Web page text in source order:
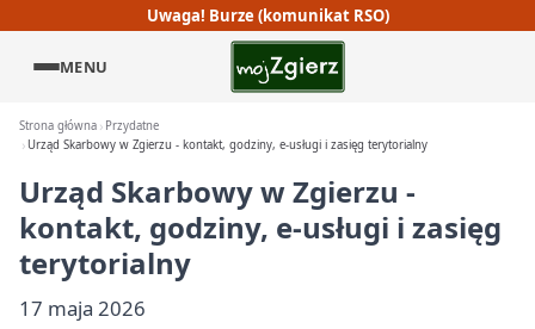
Uwaga! Burze (komunikat RSO)
MENU
Strona główna
Przydatne
Urząd Skarbowy w Zgierzu - kontakt, godziny, e-usługi i zasięg terytorialny
Urząd Skarbowy w Zgierzu -
kontakt, godziny, e-usługi i zasięg
terytorialny
17 maja 2026